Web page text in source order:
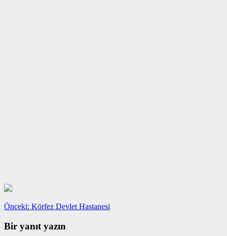
Yazı
gezinmesi
Önceki: Önceki
Körfez Devlet Hastanesi
Bir yanıt yazın